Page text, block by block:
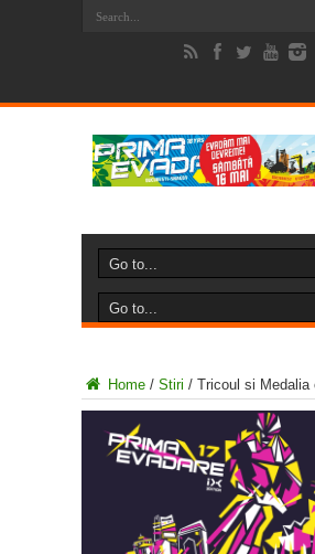
Home / Stiri / Tricoul si Medalia